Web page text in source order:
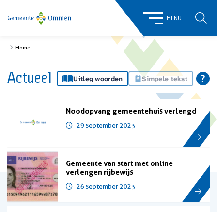
MENU
Home
Actueel Uitleg woorden Simpele tekst
Noodopvang gemeentehuis verlengd
29 september 2023
Gemeente van start met online
verlengen rijbewijs
26 september 2023